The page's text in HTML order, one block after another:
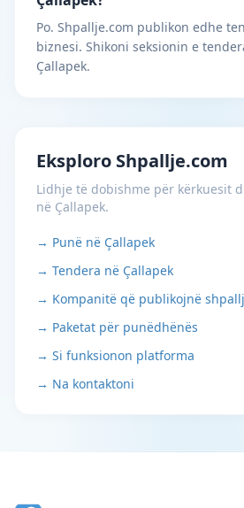
Po. Shpallje.com publikon edhe
biznesi. Shikoni seksionin e
Çallapek.
Eksploro Shpallje.com
Lidhje të dobishme për kërkuesit
në Çallapek.
→ Punë në Çallapek
→ Tendera në Çallapek
→ Kompanitë që publikojnë
→ Paketat për punëdhënës
→ Si funksionon platforma
→ Na kontaktoni